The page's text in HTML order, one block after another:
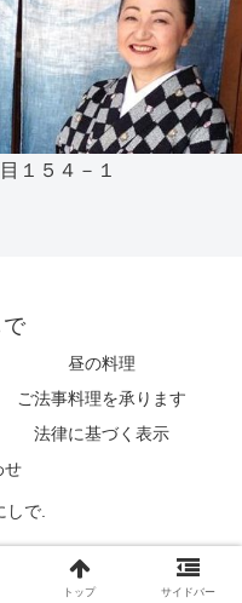
１５４－１
昼の料理
ご法事料理を承ります
法律に基づく表示
せ
で.
トップ サイドバー